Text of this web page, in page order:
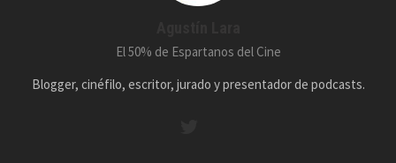
El 50% de Espartanos del Cine
Blogger, cinéfilo, escritor, jurado y presentador de podcasts.